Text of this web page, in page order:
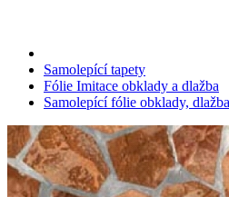
Samolepící tapety
Fólie Imitace obklady a dlažba
Samolepící fólie obklady,